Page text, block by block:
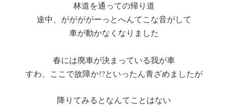
林道を通っての帰り道
途中、ががががーっとへんてこな音がして
車が動かなくなりました
春には廃車が決まっている我が車
すわ、ここで故障か!?といったん青ざめましたが
降りてみるとなんてことはない